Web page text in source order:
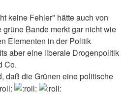
keine Fehler" hätte auch von
Bande merkt gar nicht wie
Elementen in der Politik
aber eine liberale Drogenpolitik
Co.
daß die Grünen eine politische